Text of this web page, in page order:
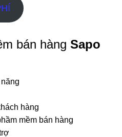
bán hàngSapo
hàng
mềm bán hàng